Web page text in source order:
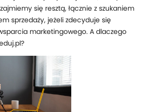
się resztą, łącznie z szukaniem
sprzedaży, jeżeli zdecyduje się
marketingowego. A dlaczego